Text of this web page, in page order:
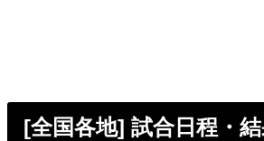
[全国各地] 試合日程・